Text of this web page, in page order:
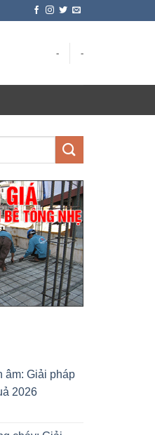
- -
âm: Giải pháp
2026